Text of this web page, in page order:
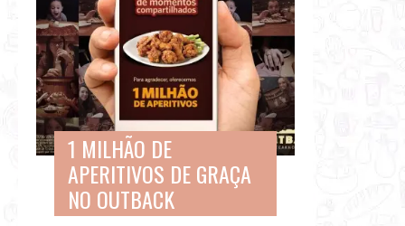
1 MILHÃO DE
APERITIVOS DE GRAÇA
NO OUTBACK